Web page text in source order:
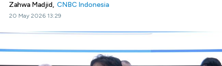
Zahwa Madjid, CNBC Indonesia
20 May 2026 13:29